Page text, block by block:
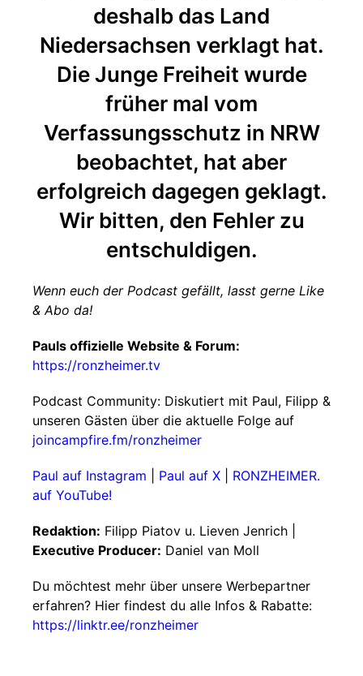
deshalb das Land
Niedersachsen verklagt hat.
Die Junge Freiheit wurde
früher mal vom
Verfassungsschutz in NRW
beobachtet, hat aber
erfolgreich dagegen geklagt.
Wir bitten, den Fehler zu
entschuldigen.
Wenn euch der Podcast gefällt, lasst gerne Like
& Abo da!
Pauls offizielle Website & Forum:
https://ronzheimer.tv
Podcast Community: Diskutiert mit Paul, Filipp &
unseren Gästen über die aktuelle Folge auf
joincampfire.fm/ronzheimer
Paul auf Instagram Paul auf X
RONZHEIMER.
auf YouTube!
Redaktion: Filipp Piatov u. Lieven Jenrich |
Executive Producer: Daniel van Moll
Du möchtest mehr über unsere Werbepartner
erfahren? Hier findest du alle Infos & Rabatte:
https://linktr.ee/ronzheimer